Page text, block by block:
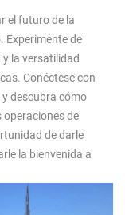
el futuro de la
Experimente de
la versatilidad
Conéctese con
descubra cómo
operaciones de
de darle
la bienvenida a